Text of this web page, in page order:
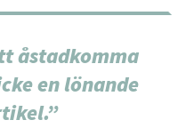
åstadkomma
en lönande